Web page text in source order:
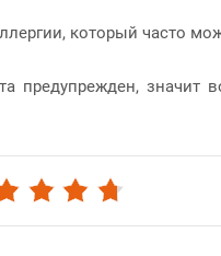
который часто
предупрежден,